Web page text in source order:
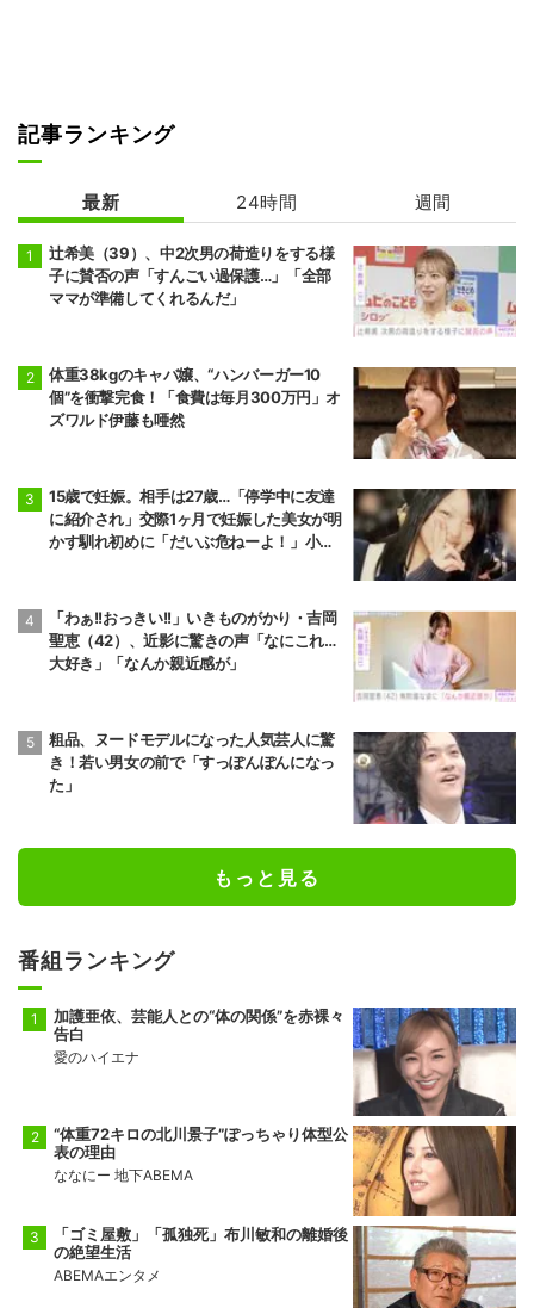
記事ランキング
最新 24時間 週間
辻希美（39）、中2次男の荷造りをする様
子に賛否の声「すんごい過保護…」「全部
ママが準備してくれるんだ」
体重38kgのキャバ嬢、“ハンバーガー10
個”を衝撃完食！「食費は毎月300万円」オ
ズワルド伊藤も唖然
15歳で妊娠。相手は27歳…「停学中に友達
に紹介され」交際1ヶ月で妊娠した美女が明
かす馴れ初めに「だいぶ危ねーよ！」小森
「わぁ!!おっきい!!」いきものがかり・吉岡
聖恵（42）、近影に驚きの声「なにこれ…
大好き」「なんか親近感が」
粗品、ヌードモデルになった人気芸人に驚
き！若い男女の前で「すっぽんぽんになっ
た」
もっと見る
番組ランキング
加護亜依、芸能人との“体の関係”を赤裸々
告白
愛のハイエナ
“体重72キロの北川景子”ぽっちゃり体型公
表の理由
ななにー 地下ABEMA
「ゴミ屋敷」「孤独死」布川敏和の離婚後
の絶望生活
ABEMAエンタメ